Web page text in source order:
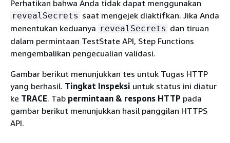
Perhatikan bahwa Anda tidak dapat menggunakan
revealSecrets saat mengejek diaktifkan. Jika Anda
menentukan keduanya revealSecrets dan tiruan
dalam permintaan TestState API, Step Functions
mengembalikan pengecualian validasi.
Gambar berikut menunjukkan tes untuk Tugas HTTP
yang berhasil. Tingkat Inspeksi untuk status ini diatur
ke TRACE. Tab permintaan & respons HTTP pada
gambar berikut menunjukkan hasil panggilan HTTPS
API.